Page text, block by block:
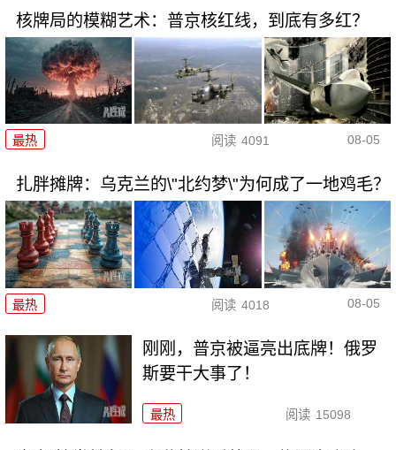
核牌局的模糊艺术：普京核红线，到底有多红？
最热 阅读 4091 08-05
扎胖摊牌：乌克兰的\"北约梦\"为何成了一地鸡毛？
最热 阅读 4018 08-05
刚刚，普京被逼亮出底牌！俄罗
斯要干大事了！
最热 阅读 15098